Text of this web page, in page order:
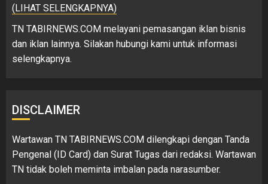
(LIHAT SELENGKAPNYA)
TN TABIRNEWS.COM melayani pemasangan iklan bisnis
dan iklan lainnya. Silakan hubungi kami untuk informasi
selengkapnya.
DISCLAIMER
Wartawan TN TABIRNEWS.COM dilengkapi dengan Tanda
Pengenal (ID Card) dan Surat Tugas dari redaksi. Wartawan
TN tidak boleh meminta imbalan pada narasumber.